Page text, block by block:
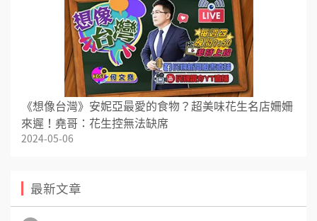
《想像台灣》安妮亞最愛的食物？超美味花生名店姍姍
來遲！堯哥：花生控無法缺席
2024-05-06
最新文章